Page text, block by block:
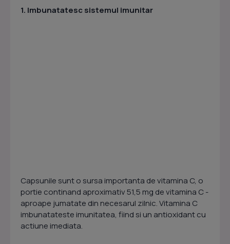
1. Imbunatatesc sistemul imunitar
Capsunile sunt o sursa importanta de vitamina C, o
portie continand aproximativ 51,5 mg de vitamina C -
aproape jumatate din necesarul zilnic. Vitamina C
imbunatateste imunitatea, fiind si un antioxidant cu
actiune imediata.